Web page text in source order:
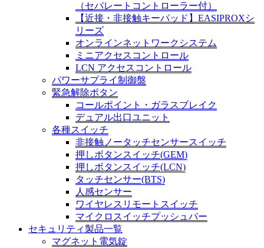
（セパレートコントローラー付）
【近接・非接触キーパッド】EASIPROXシ
リーズ
オンラインネットワークシステム
ミニアクセスコントロール
LCN アクセスコントロール
パワーサプライ制御盤
緊急解除ボタン
コールポイント・ガラスブレイク
デュアル出口ユニット
各種スイッチ
非接触ノータッチセンサースイッチ
押しボタンスイッチ(GEM)
押しボタンスイッチ(LCN)
タッチセンサー(BTS)
人感センサー
ワイヤレスリモートスイッチ
マイクロスイッチプッシュバー
セキュリティ製品一覧
マグネット電気錠